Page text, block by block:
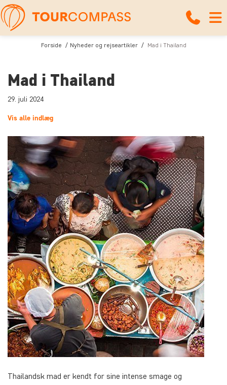
Forside Nyheder og rejseartikler Mad i Thailand
Mad i Thailand
29. juli 2024
Vis alle indlæg
Thailandsk mad er kendt for sine intense smage og